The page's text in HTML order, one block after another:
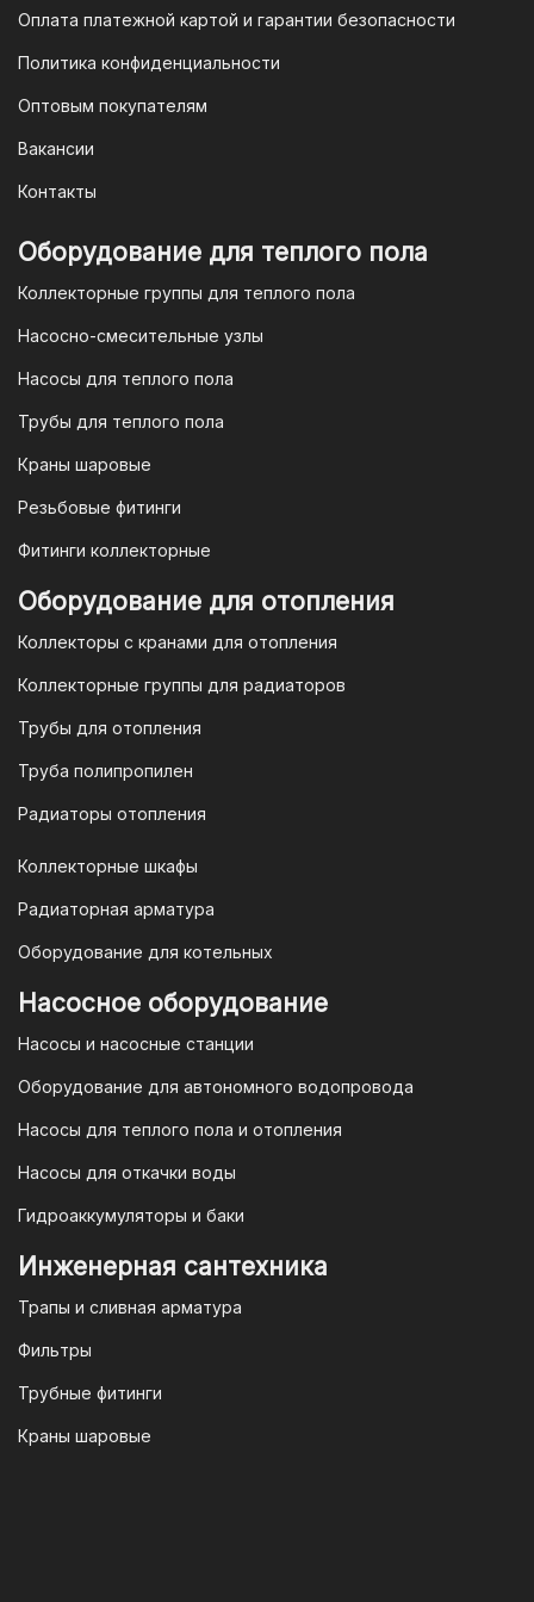
3. Оплата по QR-коду
— это QR-код. После оформления
заказа мы предоставим вам
уникальный QR-код, который можно
приложении вашего банка. Это быстро,
удобно и безопасно.
юридических лиц
Для наших корпоративных клиентов
мы предлагаем безналичную оплату по
выставим вам счет, который можно
оплатить в течение 3 рабочих дней.
организаций и ИП необходимо
связаться с оптовым отделом
электронную почту
opt@mail.ru
Гарантия и условия гарантии
магазине "TIM-com Россия" Вы можете
быть уверены в том, что мы действуем
в рамках действующего
Законодательства Российской
Федерации и Ваши права, как
отопительной техники (котлы, газовые
монтажа, необходимо вызывать
специалиста из
ЦЕНТРА на первый запуск
оборудования (пуско-наладочные
Оплата платежной картой и гарантии безопасности
Политика конфиденциальности
Оптовым покупателям
Вакансии
Контакты
Оборудование для теплого пола
Коллекторные группы для теплого пола
Насосно-смесительные узлы
Насосы для теплого пола
Трубы для теплого пола
Краны шаровые
Резьбовые фитинги
Фитинги коллекторные
Оборудование для отопления
Коллекторы с кранами для отопления
Коллекторные группы для радиаторов
Трубы для отопления
Труба полипропилен
Радиаторы отопления
Коллекторные шкафы
Радиаторная арматура
Оборудование для котельных
Насосное оборудование
Насосы и насосные станции
Оборудование для автономного водопровода
Насосы для теплого пола и отопления
Насосы для откачки воды
Гидроаккумуляторы и баки
Инженерная сантехника
Трапы и сливная арматура
Фильтры
Трубные фитинги
Краны шаровые